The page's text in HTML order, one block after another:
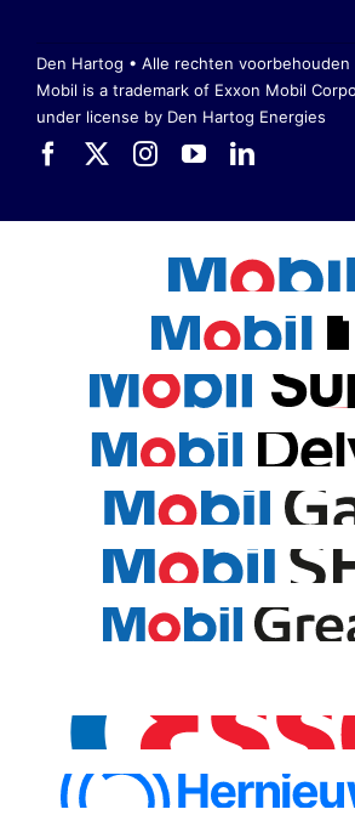
Den Hartog • Alle rechten voorbehouden
Mobil is a trademark of Exxon Mobil
under license by Den Hartog Energies